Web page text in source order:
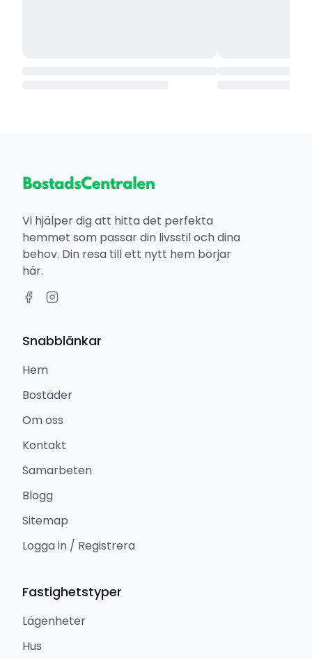
Vi hjälper dig att hitta det perfekta
hemmet som passar din livsstil och dina
behov. Din resa till ett nytt hem börjar
här.
Snabblänkar
Hem
Bostäder
Om oss
Kontakt
Samarbeten
Blogg
Sitemap
Logga in / Registrera
Fastighetstyper
Lägenheter
Hus